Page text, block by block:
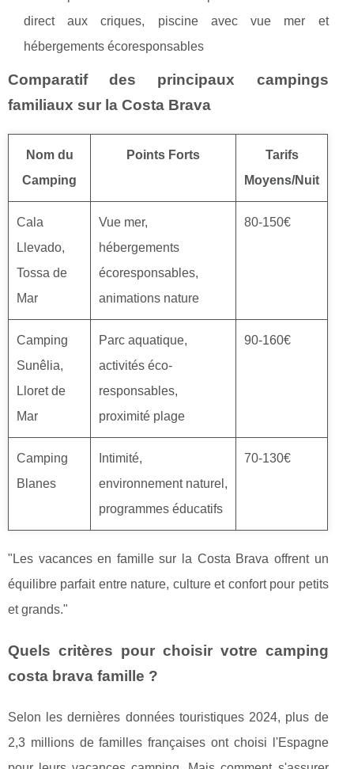
direct aux criques, piscine avec vue mer et
hébergements écoresponsables
Comparatif des principaux campings
familiaux sur la Costa Brava
Nom du
Camping
Points Forts
Tarifs
Moyens/Nuit
Cala
Llevado,
Tossa de
Mar
Vue mer,
hébergements
écoresponsables,
animations nature
80-150€
Camping
Sunêlia,
Lloret de
Mar
Parc aquatique,
activités éco-
responsables,
proximité plage
90-160€
Camping
Blanes
Intimité,
environnement naturel,
programmes éducatifs
70-130€
"Les vacances en famille sur la Costa Brava offrent un
équilibre parfait entre nature, culture et confort pour petits
et grands."
Quels critères pour choisir votre camping
costa brava famille ?
Selon les dernières données touristiques 2024, plus de
2,3 millions de familles françaises ont choisi l'Espagne